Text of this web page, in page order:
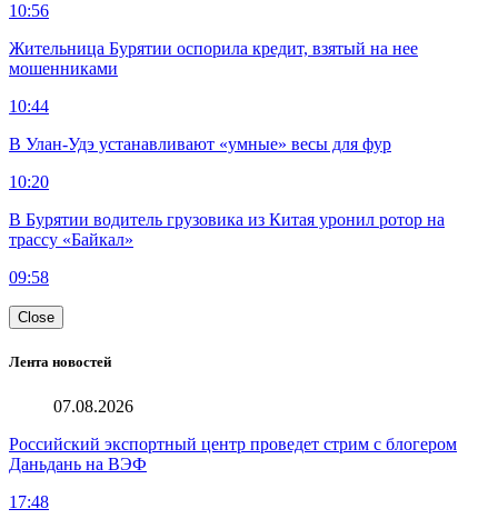
10:56
Жительница Бурятии оспорила кредит, взятый на нее
мошенниками
10:44
В Улан-Удэ устанавливают «умные» весы для фур
10:20
В Бурятии водитель грузовика из Китая уронил ротор на
трассу «Байкал»
09:58
Close
Лента новостей
07.08.2026
Российский экспортный центр проведет стрим с блогером
Даньдань на ВЭФ
17:48